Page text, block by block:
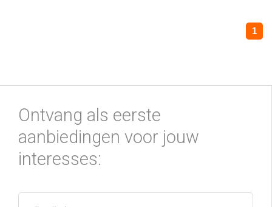
1
Ontvang als eerste
aanbiedingen voor jouw
interesses: